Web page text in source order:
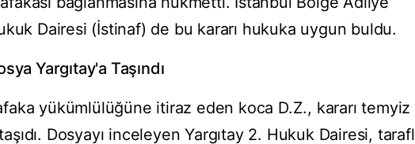
Dairesi (İstinaf) de bu kararı hukuka uygun buldu.
Yargıtay'a Taşındı
yükümlülüğüne itiraz eden koca D.Z., kararı temyiz
Dosyayı inceleyen Yargıtay 2. Hukuk Dairesi,